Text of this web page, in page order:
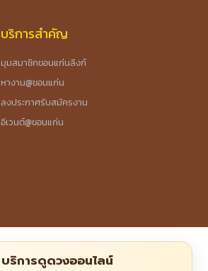
บริการสำคัญ
มุมสมาชิกขอนแก่นลิงก์
หางาน@ขอนแก่น
ลงประกาศรับสมัครงาน
อีเวนต์@ขอนแก่น
บริการดูดวงออนไลน์